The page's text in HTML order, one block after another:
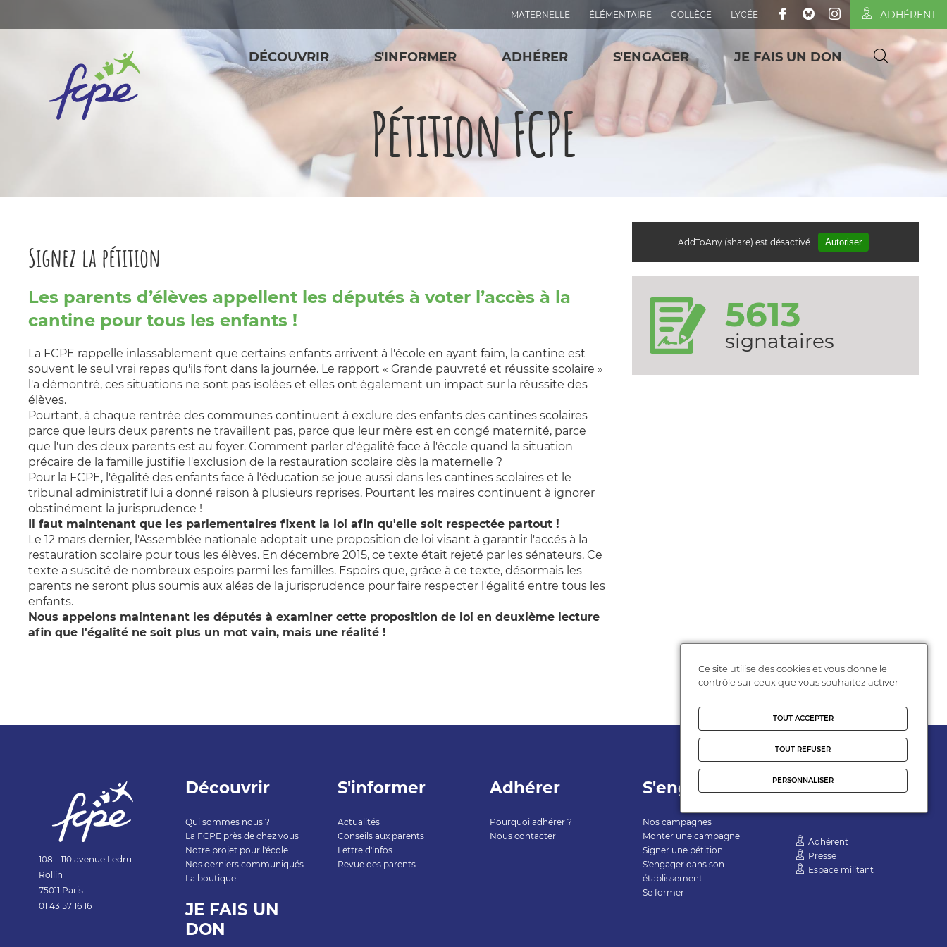
MATERNELLE ÉLÉMENTAIRE COLLÈGE LYCÉE ADHÉRENT
DÉCOUVRIR S'INFORMER ADHÉRER S'ENGAGER JE FAIS UN DON
Pétition FCPE
Signez la pétition
Les parents d’élèves appellent les députés à voter l’accès à la
cantine pour tous les enfants !
La FCPE rappelle inlassablement que certains enfants arrivent à l'école en ayant faim, la cantine est
souvent le seul vrai repas qu'ils font dans la journée. Le rapport « Grande pauvreté et réussite scolaire »
l'a démontré, ces situations ne sont pas isolées et elles ont également un impact sur la réussite des
élèves.
Pourtant, à chaque rentrée des communes continuent à exclure des enfants des cantines scolaires
parce que leurs deux parents ne travaillent pas, parce que leur mère est en congé maternité, parce
que l'un des deux parents est au foyer. Comment parler d'égalité face à l'école quand la situation
précaire de la famille justifie l'exclusion de la restauration scolaire dès la maternelle ?
Pour la FCPE, l'égalité des enfants face à l'éducation se joue aussi dans les cantines scolaires et le
tribunal administratif lui a donné raison à plusieurs reprises. Pourtant les maires continuent à ignorer
obstinément la jurisprudence !
Il faut maintenant que les parlementaires fixent la loi afin qu'elle soit respectée partout !
Le 12 mars dernier, l'Assemblée nationale adoptait une proposition de loi visant à garantir l'accés à la
restauration scolaire pour tous les élèves. En décembre 2015, ce texte était rejeté par les sénateurs. Ce
texte a suscité de nombreux espoirs parmi les familles. Espoirs que, grâce à ce texte, désormais les
parents ne seront plus soumis aux aléas de la jurisprudence pour faire respecter l'égalité entre tous les
enfants.
Nous appelons maintenant les députés à examiner cette proposition de loi en deuxième lecture
afin que l'égalité ne soit plus un mot vain, mais une réalité !
AddToAny (share) est désactivé. Autoriser
5613
signataires
108 - 110 avenue Ledru-
Rollin
75011 Paris
01 43 57 16 16
Découvrir
Qui sommes nous ?
La FCPE près de chez vous
Notre projet pour l'école
Nos derniers communiqués
La boutique
S'informer
Actualités
Conseils aux parents
Lettre d'infos
Revue des parents
Adhérer
Pourquoi adhérer ?
Nous contacter
S'engager
Nos campagnes
Monter une campagne
Signer une pétition
S'engager dans son
établissement
Se former
JE FAIS UN
DON
Espace
Personnel
Adhérent
Presse
Espace militant
Ce site utilise des cookies et vous donne le
contrôle sur ceux que vous souhaitez activer
TOUT ACCEPTER
TOUT REFUSER
PERSONNALISER